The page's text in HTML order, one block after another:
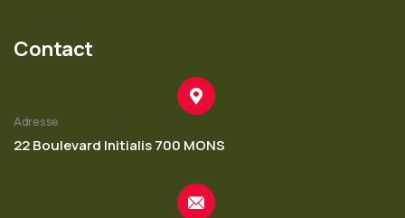
Contact
Adresse
22 Boulevard Initialis 700 MONS